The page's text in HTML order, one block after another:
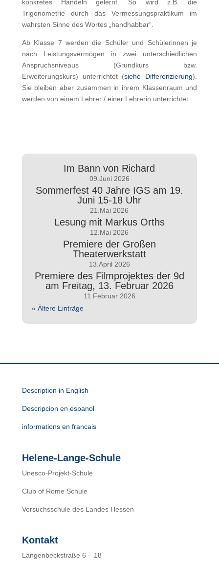
konkretes Handeln gelernt. So wird z.B. die
Trigonometrie durch das Vermessungspraktikum im
wahrsten Sinne des Wortes „handhabbar“.
Ab Klasse 7 werden die Schüler und Schülerinnen je
nach Leistungsvermögen in zwei unterschiedlichen
Anspruchsniveaus (Grundkurs bzw.
Erweiterungskurs) unterrichtet (siehe Differenzierung).
Sie bleiben aber zusammen in ihrem Klassenraum und
werden von einem Lehrer / einer Lehrerin unterrichtet.
Im Bann von Richard
09.Juni 2026
Sommerfest 40 Jahre IGS am 19.
Juni 15-18 Uhr
21.Mai 2026
Lesung mit Markus Orths
12.Mai 2026
Premiere der Großen
Theaterwerkstatt
13.April 2026
Premiere des Filmprojektes der 9d
am Freitag, 13. Februar 2026
11.Februar 2026
« Ältere Einträge
Description in English
Descripcion en espanol
informations en francais
Helene-Lange-Schule
Unesco-Projekt-Schule
Club of Rome Schule
Versuchsschule des Landes Hessen
Kontakt
Langenbeckstraße 6 – 18